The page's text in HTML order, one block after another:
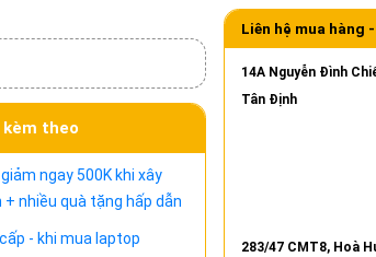
kèm theo
ngay 500K khi xây
nhiều quà tặng hấp dẫn
- khi mua laptop
Liên hệ mua hàng
14A Nguyễn Đình
Tân Định
283/47 CMT8, Hoà